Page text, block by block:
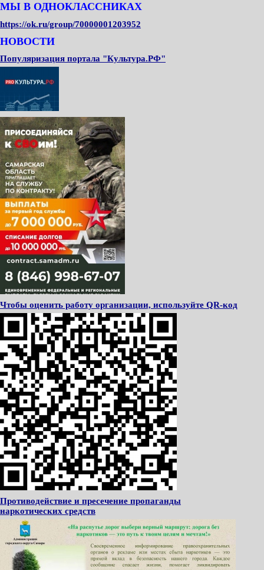
МЫ В ОДНОКЛАССНИКАХ
https://ok.ru/group/70000001203952
НОВОСТИ
Популяризация портала "Культура.РФ"
Чтобы оценить работу организации, используйте QR-код
Противодействие и пресечение пропаганды
наркотических средств